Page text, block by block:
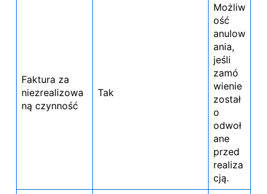
Faktura za
niezrealizowa
ną czynność
Tak
Możliw
ość
anulow
ania,
jeśli
zamó
wienie
został
o
odwoł
ane
przed
realiza
cją.